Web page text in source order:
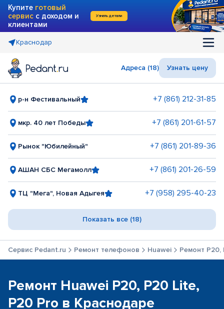
Купите готовый
сервис с доходом и
клиентами
Узнать детали
Краснодар
Адреса (18) Узнать цену
р-н Фестивальный +7 (861) 212-31-85
мкр. 40 лет Победы +7 (861) 201-61-57
Рынок "Юбилейный" +7 (861) 201-89-36
АШАН СБС Мегамолл +7 (861) 201-26-59
ТЦ "Мега", Новая Адыгея +7 (958) 295-40-23
Показать все (18)
Сервис Pedant.ru Ремонт телефонов Huawei Ремонт P20,
Ремонт Huawei P20, P20 Lite,
P20 Pro в Краснодаре